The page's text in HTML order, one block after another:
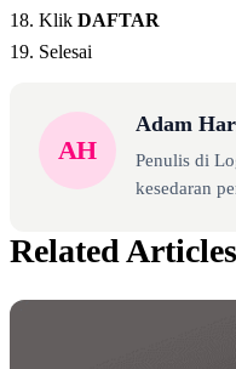
Klik DAFTAR
Selesai
AH
Adam
Penulis di
kesedaran
Related Articles